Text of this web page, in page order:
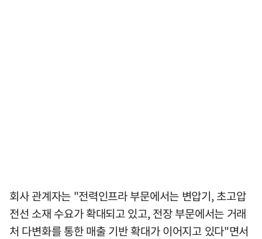
회사 관계자는 "전력인프라 부문에서는 변압기, 초고압
전선 소재 수요가 확대되고 있고, 전장 부문에서는 거래
처 다변화를 통한 매출 기반 확대가 이어지고 있다"면서